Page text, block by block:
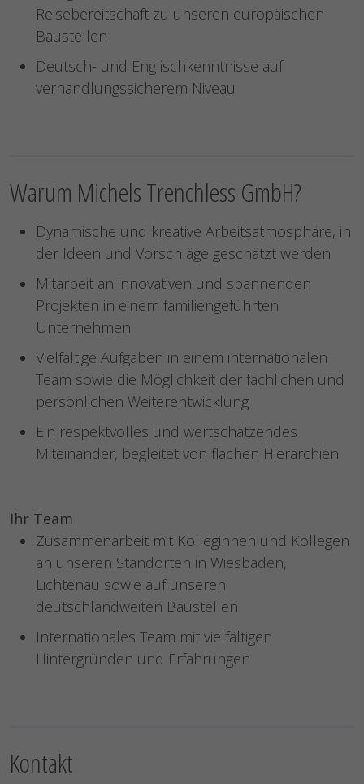
Reisebereitschaft zu unseren europäischen
Baustellen
Deutsch- und Englischkenntnisse auf
verhandlungssicherem Niveau
Warum Michels Trenchless GmbH?
Dynamische und kreative Arbeitsatmosphäre, in
der Ideen und Vorschläge geschätzt werden
Mitarbeit an innovativen und spannenden
Projekten in einem familiengeführten
Unternehmen
Vielfältige Aufgaben in einem internationalen
Team sowie die Möglichkeit der fachlichen und
persönlichen Weiterentwicklung
Ein respektvolles und wertschätzendes
Miteinander, begleitet von flachen Hierarchien
Ihr Team
Zusammenarbeit mit Kolleginnen und Kollegen
an unseren Standorten in Wiesbaden,
Lichtenau sowie auf unseren
deutschlandweiten Baustellen
Internationales Team mit vielfältigen
Hintergründen und Erfahrungen
Kontakt